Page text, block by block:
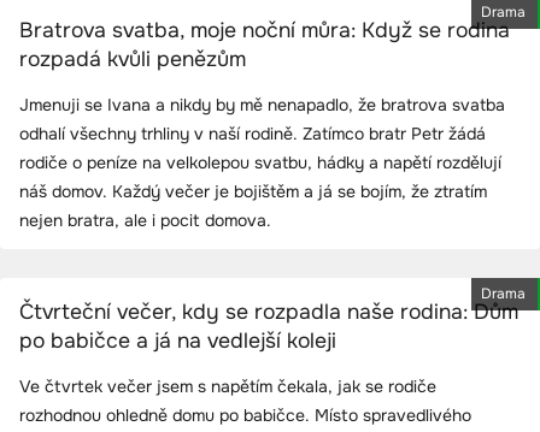
Drama
Bratrova svatba, moje noční můra: Když se rodina
rozpadá kvůli penězům
Jmenuji se Ivana a nikdy by mě nenapadlo, že bratrova svatba
odhalí všechny trhliny v naší rodině. Zatímco bratr Petr žádá
rodiče o peníze na velkolepou svatbu, hádky a napětí rozdělují
náš domov. Každý večer je bojištěm a já se bojím, že ztratím
nejen bratra, ale i pocit domova.
Drama
Čtvrteční večer, kdy se rozpadla naše rodina: Dům
po babičce a já na vedlejší koleji
Ve čtvrtek večer jsem s napětím čekala, jak se rodiče
rozhodnou ohledně domu po babičce. Místo spravedlivého